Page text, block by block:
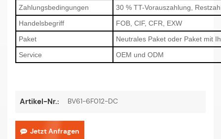
Zahlungsbedingungen
30 % TT-Vorauszahlung,
Handelsbegriff
FOB, CIF, CFR, EXW
Paket
Neutrales Paket oder Paket mit
Service
OEM und ODM
Artikel-Nr.: BV61-6F012-DC
Jetzt Anfragen